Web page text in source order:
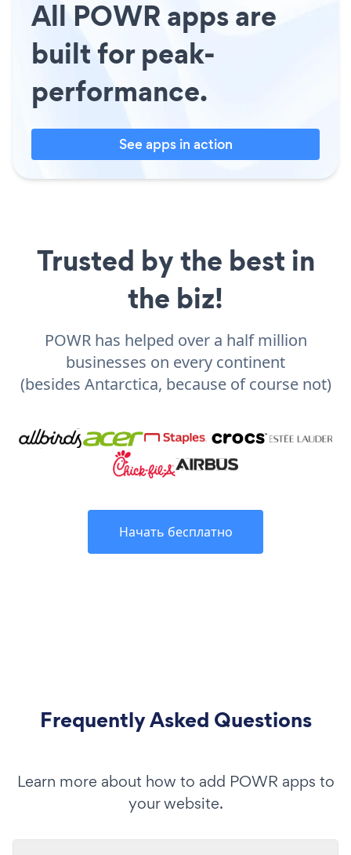
All POWR apps are
built for peak-
performance.
See apps in action
Trusted by the best in
the biz!
POWR has helped over a half million
businesses on every continent
(besides Antarctica, because of course not)
Начать бесплатно
Frequently Asked Questions
Learn more about how to add POWR apps to
your website.